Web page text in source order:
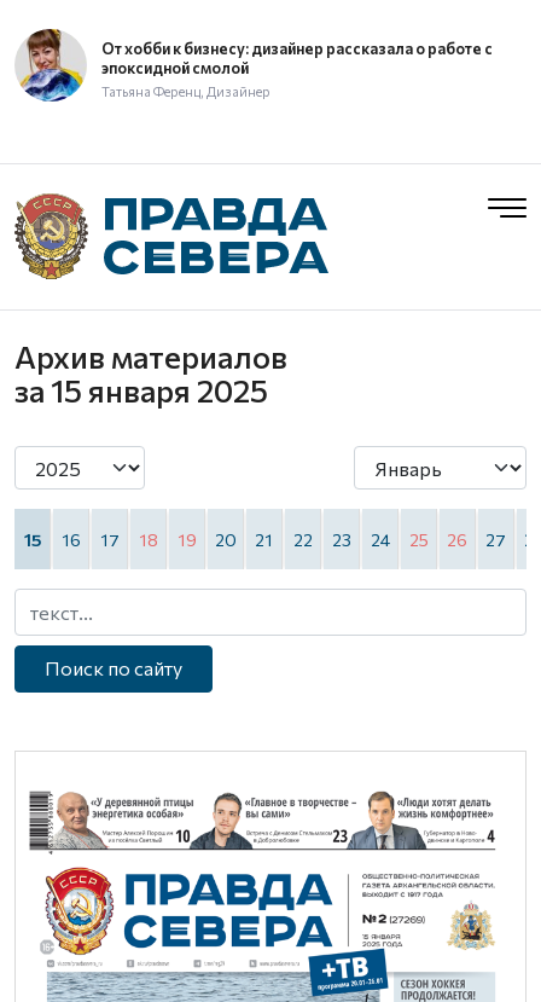
От хобби к бизнесу: дизайнер рассказала о работе с
эпоксидной смолой
Татьяна Ференц, Дизайнер
Архив материалов
за 15 января 2025
15 16 17 18 19 20 21 22 23 24 25 26 27
Поиск по сайту